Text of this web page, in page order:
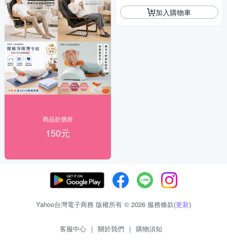
商品折價券
150元
加入購物車
Yahoo台灣電子商務 版權所有 © 2026 服務條款(更新)
客服中心 | 關於我們 | 購物須知